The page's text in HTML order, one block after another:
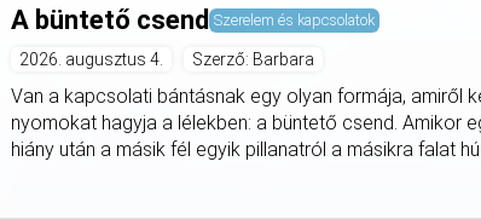
A büntető csend Szerelem és kapcsolatok
2026. augusztus 4. Szerző: Barbara
Van a kapcsolati bántásnak egy olyan formája, amiről
nyomokat hagyja a lélekben: a büntető csend. Amikor
hiány után a másik fél egyik pillanatról a másikra falat